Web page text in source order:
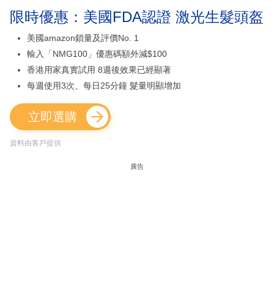
限時優惠：美國FDA認證 激光生髮頭盔
美國amazon鎖量及評價No. 1
輸入「NMG100」優惠碼額外減$100
香港用家真實試用 8週後效果已經顯著
每週使用3次、每日25分鐘 髮量明顯增加
立即選購
資料由客戶提供
廣告